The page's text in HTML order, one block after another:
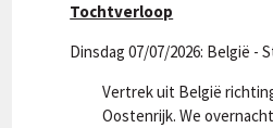
Tochtverloop
Dinsdag 07/07/2026: België -
Vertrek uit België
Oostenrijk. We